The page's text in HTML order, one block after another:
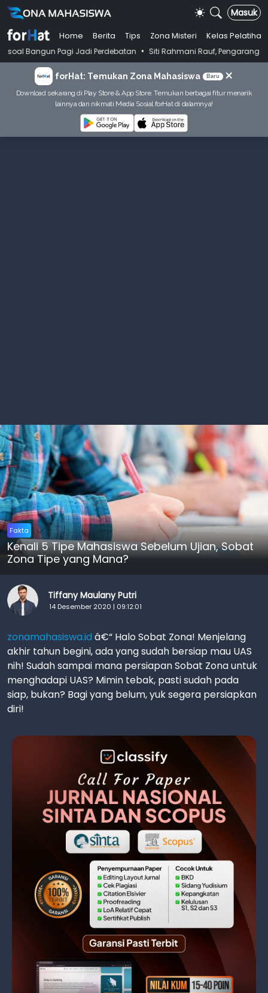
Masuk
Home Berita Tips Zona Misteri
Kelas Pelatihan
Pagi Jadi Perdebatan • Siti Rahmani Rauf, Pengarang Buku Bahasa
forHat: Temukan Zona Mahasiswa Baru ×
Download sekarang di Play Store & App Store. Temukan berbagai fitur menarik
lainnya dan nikmati Media Sosial forHat di dalamnya!
Fakta
Kenali 5 Tipe Mahasiswa Sebelum Ujian, Sobat
Zona Tipe yang Mana?
Tiffany Maulany Putri
14 Desember 2020 | 09:12:01
zonamahasiswa.id â€“ Halo Sobat Zona! Menjelang
akhir tahun begini, ada yang sudah bersiap mau UAS
nih! Sudah sampai mana persiapan Sobat Zona untuk
menghadapi UAS? Mimin tebak, pasti sudah pada
siap, bukan? Bagi yang belum, yuk segera persiapkan
diri!